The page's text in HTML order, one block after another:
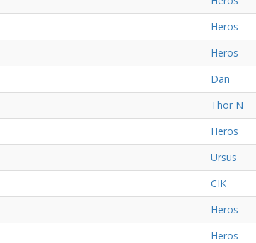
Heros
Heros
Dan
Thor N
Heros
Ursus
CIK
Heros
Heros